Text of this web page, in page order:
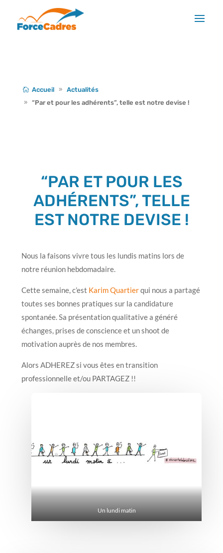
Accueil
Actualités
“Par et pour les adhérents”, telle est notre devise !
“PAR ET POUR LES
ADHÉRENTS”, TELLE
EST NOTRE DEVISE !
Nous la faisons vivre tous les lundis matins lors de
notre réunion hebdomadaire.
Cette semaine, c’est Karim Quartierqui nous a partagé
toutes ses bonnes pratiques sur la candidature
spontanée. Sa présentation qualitative a généré
échanges, prises de conscience et un shoot de
motivation auprès de nos membres.
Alors ADHEREZ si vous êtes en transition
professionnelle et/ou PARTAGEZ !!
Un lundi matin